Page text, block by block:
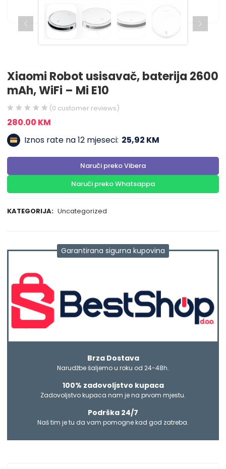
Xiaomi Robot usisavač, baterija 2600
mAh, WiFi – Mi E10
(0 customer reviews)
280.00 KM
Iznos rate na 12 mjeseci: 25,92 KM
Naruči preko Vibera
Naruči preko Whatsappa
KATEGORIJA: Uncategorized
Garantirana sigurna kupovina
Brza Dostava
Narudžbe šaljemo u roku od 24-48h.
100% zadovoljstvo kupaca
Zadovoljstvo kupaca nam je na prvom mjestu.
Podrška 24/7
Naš tim je tu da vam pomogne kad god zatreba.